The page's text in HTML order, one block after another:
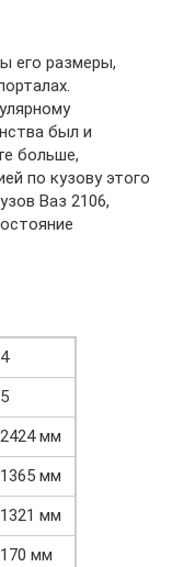
его размеры,
был и
больше,
по кузову этого
Ваз 2106,
4
5
2424 мм
1365 мм
1321 мм
170 мм